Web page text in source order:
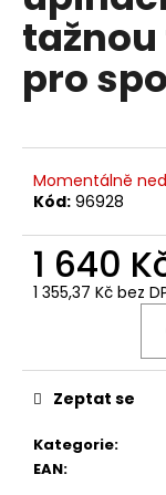
0,0
z
5
hvězdiček.
tažnou
pro
Momentálně
Kód: 96928
1 640
1 355,37 Kč bez
Kategorie:
EAN:
Zeptat se
n
a
j
t
?
D
p
o